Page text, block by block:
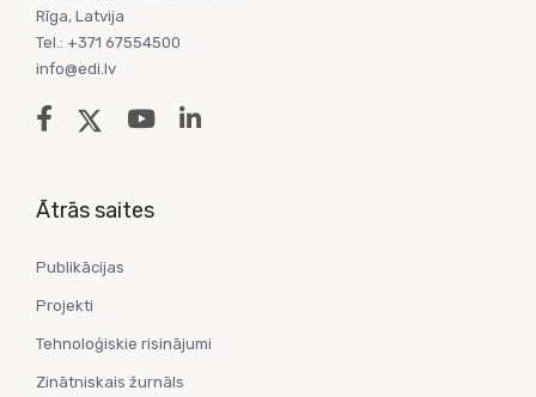
Rīga, Latvija
Tel.: +371 67554500
info@edi.lv
Ātrās saites
Publikācijas
Projekti
Tehnoloģiskie risinājumi
Zinātniskais žurnāls